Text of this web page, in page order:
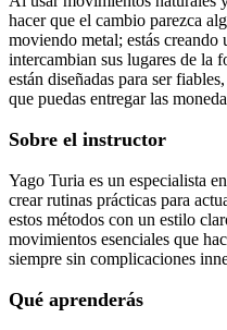
hacer que el cambio parezca
moviendo metal; estás creando
intercambian sus lugares de la
están diseñadas para ser
que puedas entregar las
Sobre el instructor
Yago Turia es un especialista
crear rutinas prácticas para
estos métodos con un estilo
movimientos esenciales que
siempre sin complicaciones
Qué aprenderás